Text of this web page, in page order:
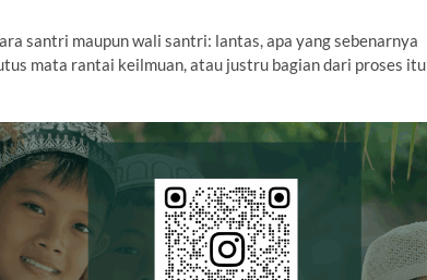
santri maupun wali santri: lantas, apa yang sebenarnya
mata rantai keilmuan, atau justru bagian dari proses itu